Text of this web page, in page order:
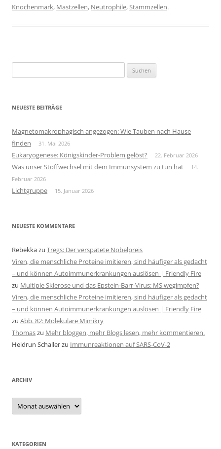
Knochenmark, Mastzellen, Neutrophile,Stammzellen.
nach:
NEUESTE BEITRÄGE
Magnetomakrophagisch angezogen: Wie Tauben nach Hause
finden
31. Mai 2026
Eukaryogenese: Königskinder-Problem gelöst? 22. Februar 2026
Was unser Stoffwechsel mit dem Immunsystem zu tun hat
14.
Februar 2026
Lichtgruppe 15. Januar 2026
NEUESTE KOMMENTARE
Rebekkazu Tregs: Der verspätete Nobelpreis
Viren, die menschliche Proteine imitieren, sind häufiger als gedacht
– und können Autoimmunerkrankungen auslösen | Friendly Fire
zu Multiple Sklerose und das Epstein-Barr-Virus: MS wegimpfen?
Viren, die menschliche Proteine imitieren, sind häufiger als gedacht
– und können Autoimmunerkrankungen auslösen | Friendly Fire
zu Abb. 82: Molekulare Mimikry
Thomaszu Mehr bloggen, mehr Blogs lesen, mehr kommentieren.
Heidrun Schallerzu Immunreaktionen auf SARS-CoV-2
ARCHIV
Archiv
KATEGORIEN